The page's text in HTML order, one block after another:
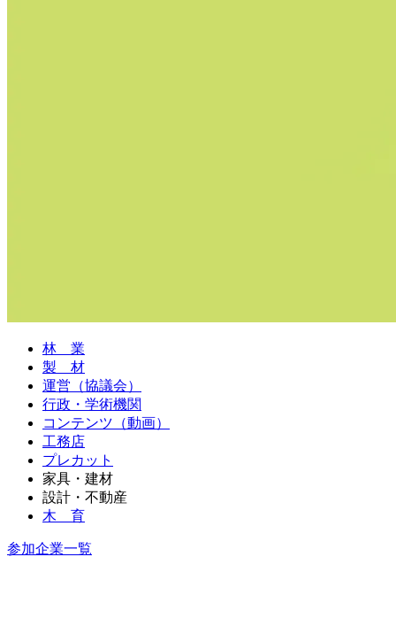
林 業
製 材
運営（協議会）
行政・学術機関
コンテンツ（動画）
工務店
プレカット
家具・建材
設計・不動産
木 育
参加企業一覧